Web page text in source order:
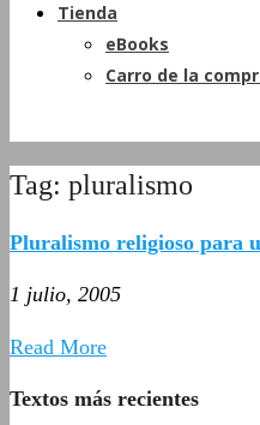
Tienda
eBooks
Carro de la
Tag: pluralismo
Pluralismo religioso para
1 julio, 2005
Read More
Textos más recientes